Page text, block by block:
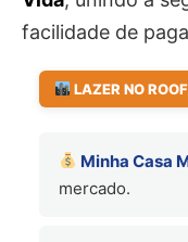
facilidade de
LAZER NO
Minha Casa
mercado.